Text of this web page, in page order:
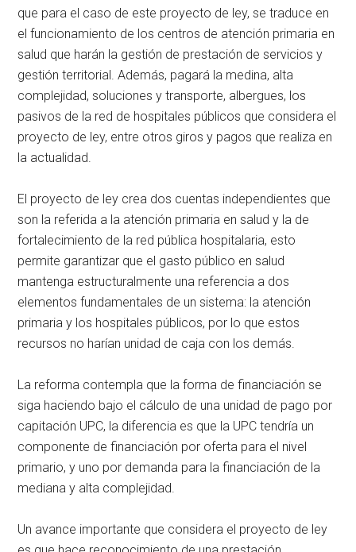
que para el caso de este proyecto de ley, se traduce en
el funcionamiento de los centros de atención primaria en
salud que harán la gestión de prestación de servicios y
gestión territorial. Además, pagará la medina, alta
complejidad, soluciones y transporte, albergues, los
pasivos de la red de hospitales públicos que considera el
proyecto de ley, entre otros giros y pagos que realiza en
la actualidad.
El proyecto de ley crea dos cuentas independientes que
son la referida a la atención primaria en salud y la de
fortalecimiento de la red pública hospitalaria, esto
permite garantizar que el gasto público en salud
mantenga estructuralmente una referencia a dos
elementos fundamentales de un sistema: la atención
primaria y los hospitales públicos, por lo que estos
recursos no harían unidad de caja con los demás.
La reforma contempla que la forma de financiación se
siga haciendo bajo el cálculo de una unidad de pago por
capitación UPC, la diferencia es que la UPC tendría un
componente de financiación por oferta para el nivel
primario, y uno por demanda para la financiación de la
mediana y alta complejidad.
Un avance importante que considera el proyecto de ley